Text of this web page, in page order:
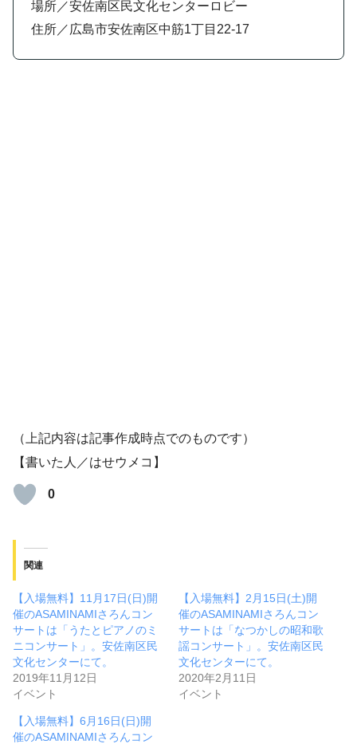
場所／安佐南区民文化センターロビー
住所／広島市安佐南区中筋1丁目22-17
（上記内容は記事作成時点でのものです）
【書いた人／はせウメコ】
0
関連
【入場無料】11月17日(日)開
催のASAMINAMIさろんコン
サートは「うたとピアノのミ
ニコンサート」。安佐南区民
文化センターにて。
2019年11月12日
イベント
【入場無料】2月15日(土)開
催のASAMINAMIさろんコン
サートは「なつかしの昭和歌
謡コンサート」。安佐南区民
文化センターにて。
2020年2月11日
イベント
【入場無料】6月16日(日)開
催のASAMINAMIさろんコン